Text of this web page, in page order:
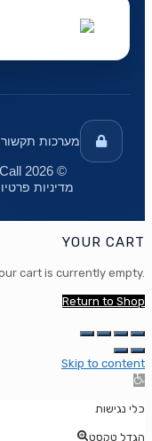
מערכות
© 2026 FirstCall® — כל הזכויות שמורות
מדיניות
YOUR CART
cart is currently empty.
Return to Shop
Skip to content
כלי נגישות
הגדל טקסט